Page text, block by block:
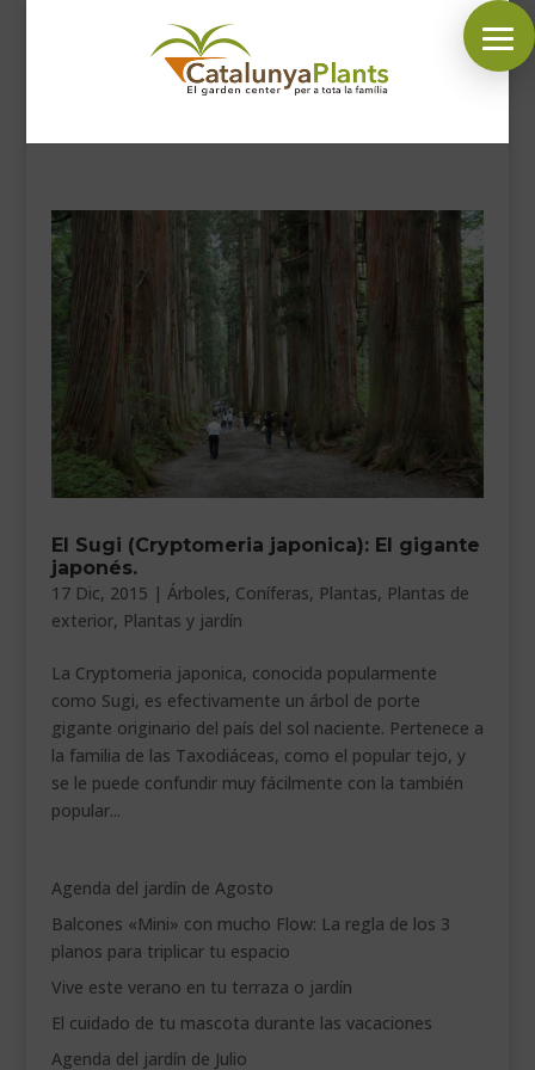
SÍGUENOS EN:
INICIO
PLANTAS
COMPLEMENTOS JARDÍN
HORARIO GARDEN
CONTACTAR
___________________________
VEURE EN CATALÀ
El Sugi (Cryptomeria japonica): El gigante
japonés.
17 Dic, 2015 | Árboles, Coníferas, Plantas, Plantas de
exterior, Plantas y jardín
La Cryptomeria japonica, conocida popularmente
como Sugi, es efectivamente un árbol de porte
gigante originario del país del sol naciente. Pertenece a
la familia de las Taxodiáceas, como el popular tejo, y
se le puede confundir muy fácilmente con la también
popular...
Agenda del jardín de Agosto
Balcones «Mini» con mucho Flow: La regla de los 3
planos para triplicar tu espacio
Vive este verano en tu terraza o jardín
El cuidado de tu mascota durante las vacaciones
Agenda del jardín de Julio